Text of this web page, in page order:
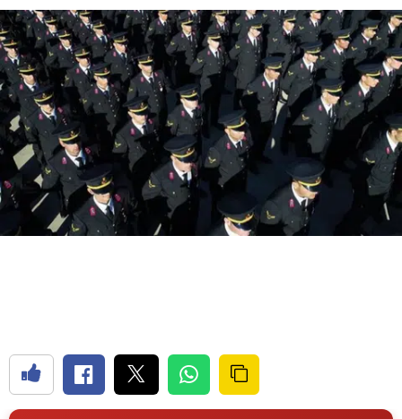
Bursa
Çanakkale
Çankırı
Çorum
Denizli
Diyarbakır
Edirne
Eskişehir